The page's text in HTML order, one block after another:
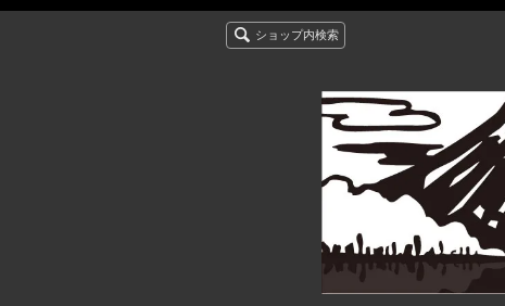
ショップ内検索